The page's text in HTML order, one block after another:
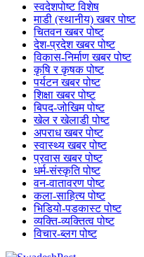
स्वदेशपोष्ट विशेष
माडी (स्थानीय) खबर पोष्ट
चितवन खबर पोष्ट
देश-प्रदेश खबर पोष्ट
विकास-निर्माण खबर पोष्ट
कृषि र कृषक पोष्ट
पर्यटन खबर पोष्ट
शिक्षा खबर पोष्ट
बिपद-जोखिम पोष्ट
खेल र खेलाडी पोष्ट
अपराध खबर पोष्ट
स्वास्थ्य खबर पोष्ट
प्रवास खबर पोष्ट
धर्म-संस्कृति पोष्ट
वन-वातावरण पोष्ट
कला-साहित्य पोष्ट
भिडियो-पडकास्ट पोष्ट
व्यक्ति-व्यक्तित्व पोष्ट
विचार-ब्लग पोष्ट